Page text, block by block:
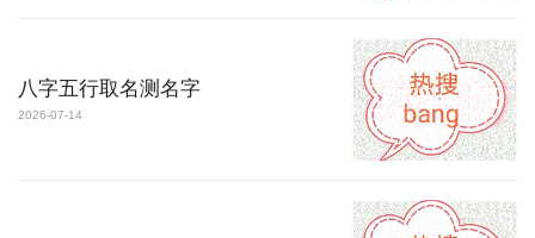
八字五行取名测名字
2026-07-14